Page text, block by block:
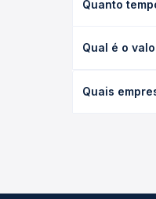
Quanto
executivo ou
Qual é o
de poltrona e
Quais